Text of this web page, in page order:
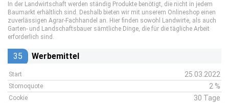
In der Landwirtschaft werden ständig Produkte benötigt, die nicht in jedem
Baumarkt erhältlich sind. Deshalb bieten wir mit unserem Onlineshop einen
zuverlässigen Agrar-Fachhandel an. Hier finden sowohl Landwirte, als auch
Garten- und Landschaftsbauer sämtliche Dinge, die für die tägliche Arbeit
erforderlich sind.
35 Werbemittel
Start 25.03.2022
Stornoquote 2 %
Cookie 30 Tage